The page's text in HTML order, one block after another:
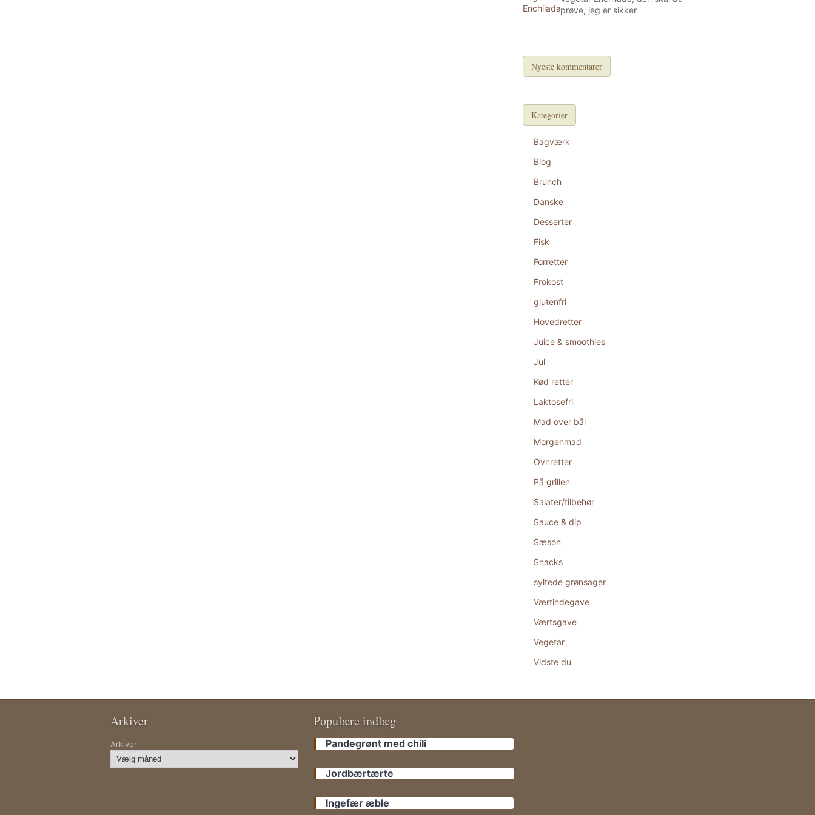
prøve, jeg er sikker
Nyeste kommentarer
Kategorier
Bagværk
Blog
Brunch
Danske
Desserter
Fisk
Forretter
Frokost
glutenfri
Hovedretter
Juice & smoothies
Jul
Kød retter
Laktosefri
Mad over bål
Morgenmad
Ovnretter
På grillen
Salater/tilbehør
Sauce & dip
Sæson
Snacks
syltede grønsager
Værtindegave
Værtsgave
Vegetar
Vidste du
Arkiver
Arkiver
Populære indlæg
Pandegrønt med chili
Jordbærtærte
Ingefær æble